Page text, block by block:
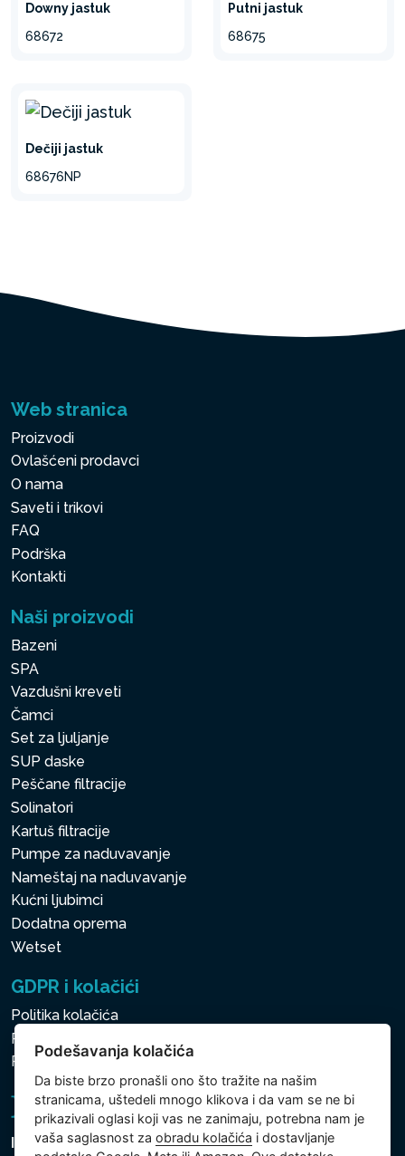
Downy jastuk
68672
Putni jastuk
68675
Dečiji jastuk
68676NP
Web stranica
Proizvodi
Ovlašćeni prodavci
O nama
Saveti i trikovi
FAQ
Podrška
Kontakti
Naši proizvodi
Bazeni
SPA
Vazdušni kreveti
Čamci
Set za ljuljanje
SUP daske
Peščane filtracije
Solinatori
Kartuš filtracije
Pumpe za naduvavanje
Nameštaj na naduvavanje
Kućni ljubimci
Dodatna oprema
Wetset
GDPR i kolačići
Politika kolačića
Politika zaštite ličnih i drugih obrađivanih podataka
Politika kolačića
Intex Trading, s.r.o.
Podešavanja kolačića
Da biste brzo pronašli ono što tražite na našim
stranicama, uštedeli mnogo klikova i da vam se ne bi
prikazivali oglasi koji vas ne zanimaju, potrebna nam je
vaša saglasnost zaobradu kolačića i dostavljanje